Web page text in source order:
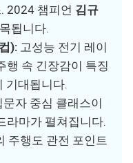
2024 챔피언 김규
됩니다.
): 고성능 전기 레이
행 속 긴장감이 특징
기대됩니다.
문자 중심 클래스이
라마가 펼쳐집니다.
주행도 관전 포인트